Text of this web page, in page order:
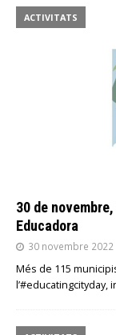
ACTIVITATS
30 de
Educadora
30 novembre 2022
Més de 115
l’#educatingcityday,